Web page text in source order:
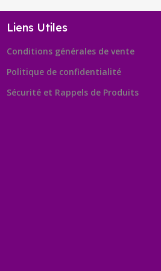
Liens Utiles
Conditions générales de vente
Politique de confidentialité
Sécurité et Rappels de Produits